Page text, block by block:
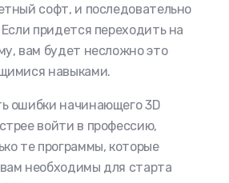
софт, и последовательно
придется переходить на
вам будет несложно это
навыками.
ошибки начинающего 3D
войти в профессию,
те программы, которые
необходимы для старта